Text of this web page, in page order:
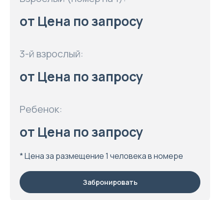
от Цена по запросу
3-й взрослый:
от Цена по запросу
Ребенок:
от Цена по запросу
* Цена за размещение 1 человека в номере
Забронировать